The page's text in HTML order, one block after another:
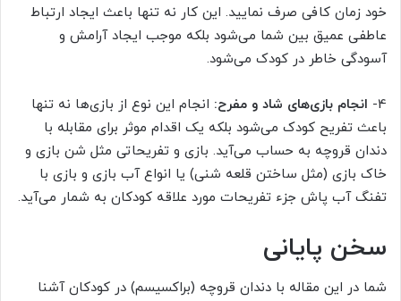
خود زمان کافی صرف نمایید. این کار نه تنها باعث ایجاد ارتباط
عاطفی عمیق بین شما می‌شود بلکه موجب ایجاد آرامش و
آسودگی خاطر در کودک می‌شود.
4- انجام بازی‌های شاد و مفرح: انجام این نوع از بازی‌ها نه تنها
باعث تفریح کودک می‌شود بلکه یک اقدام موثر برای مقابله با
دندان قروچه به حساب می‌آید. بازی و تفریحاتی مثل شن بازی و
خاک بازی (مثل ساختن قلعه شنی) یا انواع آب بازی و بازی با
تفنگ آب پاش جزء تفریحات مورد علاقه کودکان به شمار می‌آید.
سخن پایانی
شما در این مقاله با دندان قروچه (براکسیسم) در کودکان آشنا